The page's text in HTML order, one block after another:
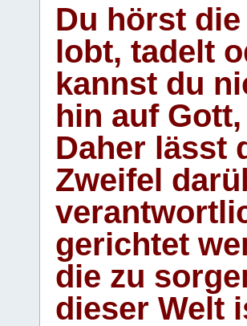
Du hörst
lobt, tadelt
kannst du
hin auf
Daher lässt
Zweifel
gerichtet
die zu
dieser Welt